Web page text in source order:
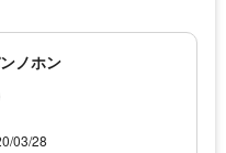
ノホン
03/28